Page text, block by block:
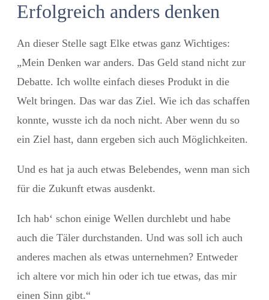
Erfolgreich anders denken
An dieser Stelle sagt Elke etwas ganz Wichtiges:
„Mein Denken war anders. Das Geld stand nicht zur
Debatte. Ich wollte einfach dieses Produkt in die
Welt bringen. Das war das Ziel. Wie ich das schaffen
konnte, wusste ich da noch nicht. Aber wenn du so
ein Ziel hast, dann ergeben sich auch Möglichkeiten.
Und es hat ja auch etwas Belebendes, wenn man sich
für die Zukunft etwas ausdenkt.
Ich hab‘ schon einige Wellen durchlebt und habe
auch die Täler durchstanden. Und was soll ich auch
anderes machen als etwas unternehmen? Entweder
ich altere vor mich hin oder ich tue etwas, das mir
einen Sinn gibt.“